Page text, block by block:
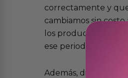
correctamente y
cambiamos sin
los productos
ese periodo pero no
Además, dispones